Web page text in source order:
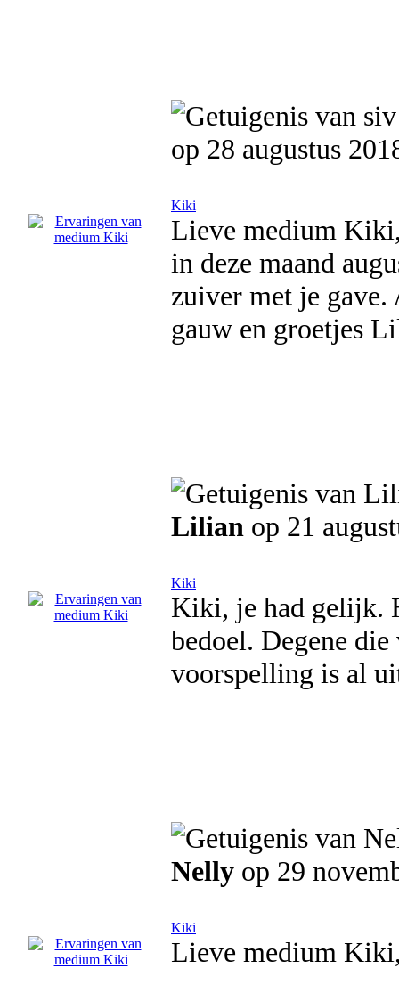
op 28 augustus
Kiki
Lieve medium
in deze maand
zuiver met je
gauw en groetjes
Lilian op 21
Kiki
Kiki, je had gelijk.
bedoel. Degene
voorspelling is al
Nelly op 29
Kiki
Lieve medium